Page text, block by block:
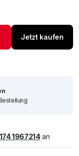
Jetzt kaufen
1967214an